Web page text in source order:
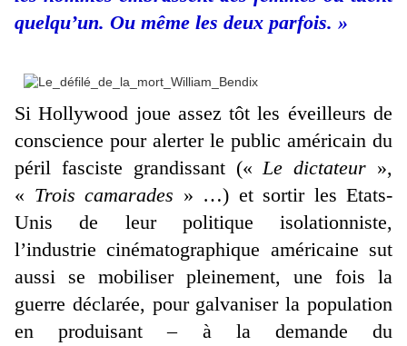
quelqu’un. Ou même les deux parfois. »
Si Hollywood joue assez tôt les éveilleurs de
conscience pour alerter le public américain du
péril fasciste grandissant («Le dictateur »,
« Trois camarades » …) et sortir les Etats-
Unis de leur politique isolationniste,
l’industrie cinématographique américaine sut
aussi se mobiliser pleinement, une fois la
guerre déclarée, pour galvaniser la population
en produisant – à la demande du